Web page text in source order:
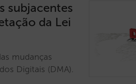
subjacentes
da Lei
mudanças
Digitais (DMA).